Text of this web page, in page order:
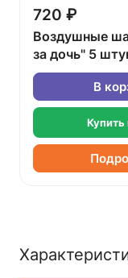
720 ₽
Воздушные
за дочь" 5
В